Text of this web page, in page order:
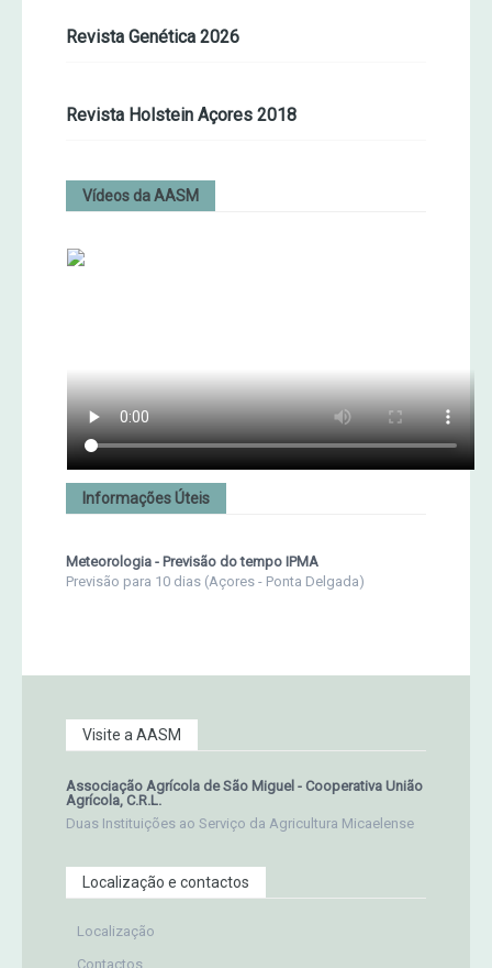
Revista Genética 2026
Revista Holstein Açores 2018
Vídeos da AASM
Informações Úteis
Meteorologia - Previsão do tempo IPMA
Previsão para 10 dias (Açores - Ponta Delgada)
Visite a AASM
Associação Agrícola de São Miguel - Cooperativa União
Agrícola, C.R.L.
Duas Instituições ao Serviço da Agricultura Micaelense
Localização e contactos
Localização
Contactos